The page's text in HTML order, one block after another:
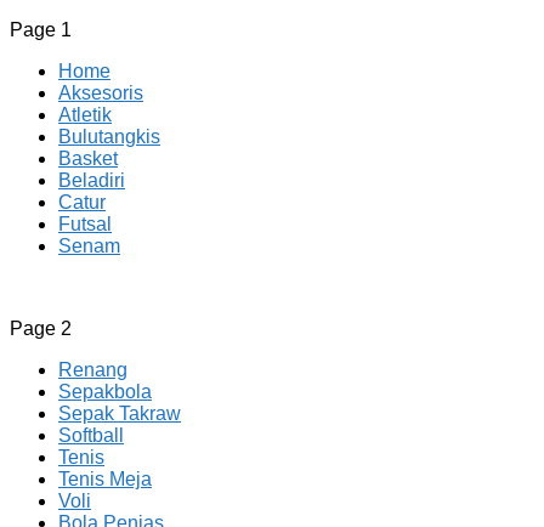
Page 1
Home
Aksesoris
Atletik
Bulutangkis
Basket
Beladiri
Catur
Futsal
Senam
CV JAYA BERSAMA Co Id
Menyediakan Semua Perlengkapan Olahraga Yang
Page 2
Renang
Sepakbola
Sepak Takraw
Softball
Tenis
Tenis Meja
Voli
Bola Penjas